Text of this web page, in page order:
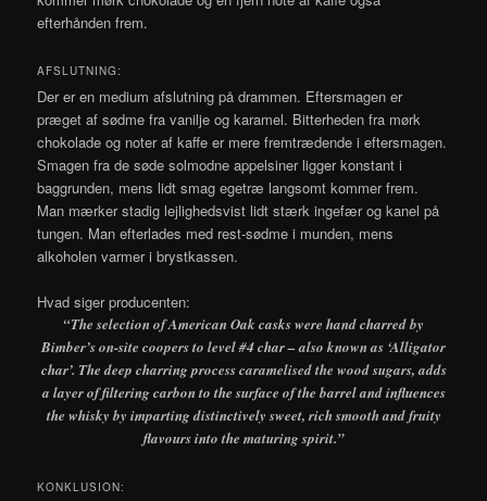
efterhånden frem.
AFSLUTNING:
Der er en medium afslutning på drammen. Eftersmagen er
præget af sødme fra vanilje og karamel. Bitterheden fra mørk
chokolade og noter af kaffe er mere fremtrædende i eftersmagen.
Smagen fra de søde solmodne appelsiner ligger konstant i
baggrunden, mens lidt smag egetræ langsomt kommer frem.
Man mærker stadig lejlighedsvist lidt stærk ingefær og kanel på
tungen. Man efterlades med rest-sødme i munden, mens
alkoholen varmer i brystkassen.
Hvad siger producenten:
“The selection of American Oak casks were hand charred by
Bimber’s on-site coopers to level #4 char – also known as ‘Alligator
char’. The deep charring process caramelised the wood sugars, adds
a layer of filtering carbon to the surface of the barrel and influences
the whisky by imparting distinctively sweet, rich smooth and fruity
flavours into the maturing spirit.”
KONKLUSION: